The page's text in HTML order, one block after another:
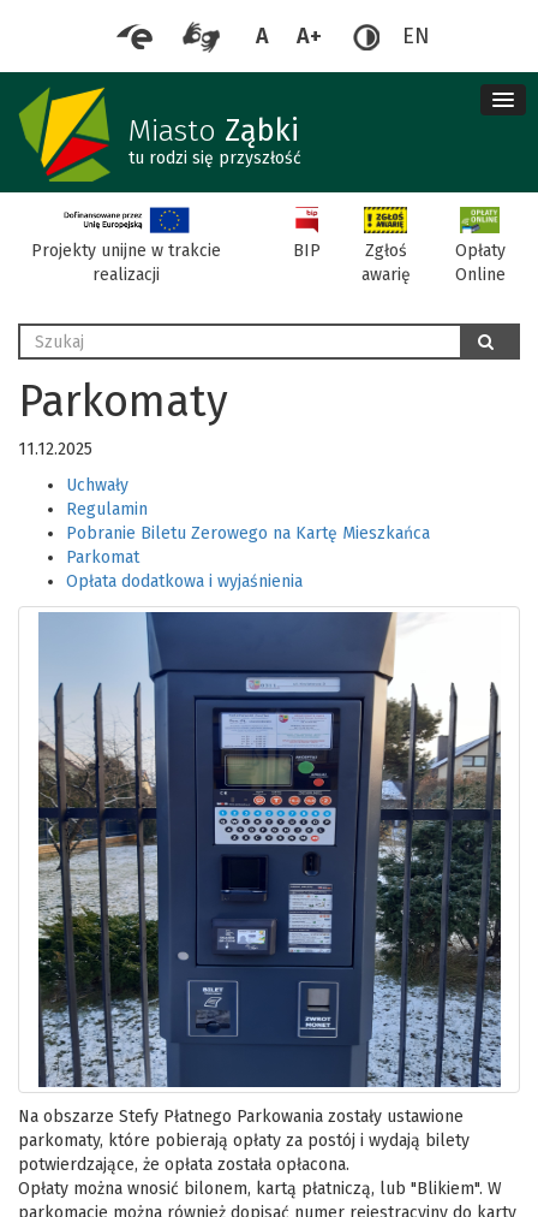
A A+ EN
Miasto Ząbki
tu rodzi się przyszłość
Projekty unijne w trakcie
realizacji
BIP
Zgłoś
awarię
Opłaty
Online
Wyszukaj szukaj
Parkomaty
11.12.2025
Uchwały
Regulamin
Pobranie Biletu Zerowego na Kartę Mieszkańca
Parkomat
Opłata dodatkowa i wyjaśnienia
Na obszarze Stefy Płatnego Parkowania zostały ustawione
parkomaty, które pobierają opłaty za postój i wydają bilety
potwierdzające, że opłata została opłacona.
Opłaty można wnosić bilonem, kartą płatniczą, lub "Blikiem". W
parkomacie można również dopisać numer rejestracyjny do karty